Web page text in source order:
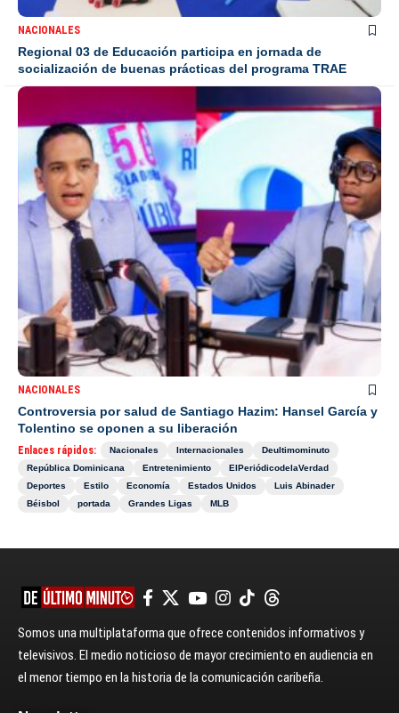
NACIONALES
Regional 03 de Educación participa en jornada de
socialización de buenas prácticas del programa TRAE
NACIONALES
Controversia por salud de Santiago Hazim: Hansel García y
Tolentino se oponen a su liberación
Enlaces rápidos: Nacionales Internacionales
Deultimominuto
República Dominicana
Entretenimiento
ElPeriódicodelaVerdad
Deportes
Estilo Economía Estados Unidos
Luis Abinader
Béisbol
portada Grandes Ligas MLB
Somos una multiplataforma que ofrece contenidos informativos y
televisivos. El medio noticioso de mayor crecimiento en audiencia en
el menor tiempo en la historia de la comunicación caribeña.